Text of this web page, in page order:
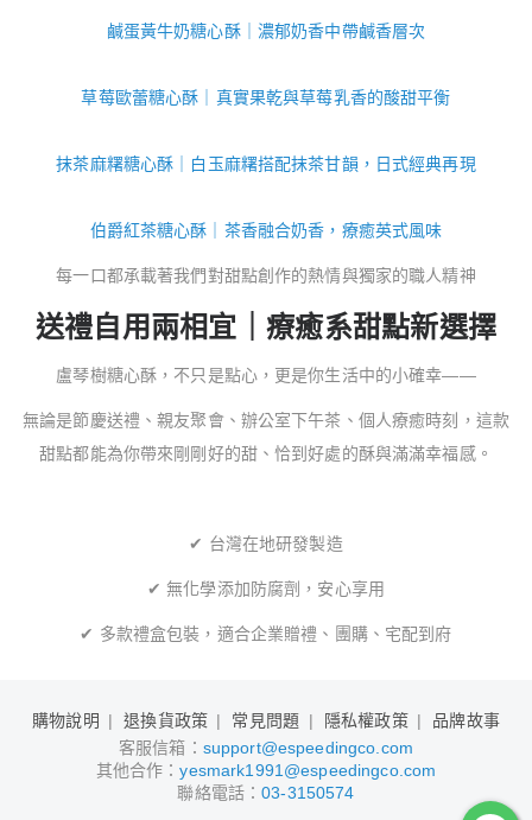
鹹蛋黃牛奶糖心酥｜濃郁奶香中帶鹹香層次
草莓歐蕾糖心酥｜真實果乾與草莓乳香的酸甜平衡
抹茶麻糬糖心酥｜白玉麻糬搭配抹茶甘韻，日式經典再現
伯爵紅茶糖心酥｜茶香融合奶香，療癒英式風味
每一口都承載著我們對甜點創作的熱情與獨家的職人精神
送禮自用兩相宜｜療癒系甜點新選擇
盧琴樹糖心酥，不只是點心，更是你生活中的小確幸——
無論是節慶送禮、親友聚會、辦公室下午茶、個人療癒時刻，這款
甜點都能為你帶來剛剛好的甜、恰到好處的酥與滿滿幸福感。
✔ 台灣在地研發製造
✔ 無化學添加防腐劑，安心享用
✔ 多款禮盒包裝，適合企業贈禮、團購、宅配到府
購物說明 退換貨政策 常見問題 隱私權政策
品牌故事
客服信箱： support@espeedingco.com
其他合作：yesmark1991@espeedingco.com
聯絡電話：03-3150574